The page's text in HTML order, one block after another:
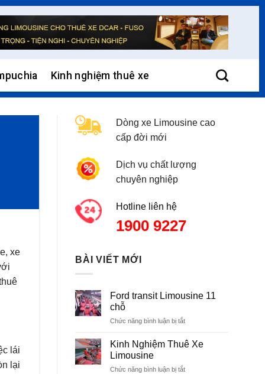
Kinh nghiệm thuê xe
xe
lái
lại
Dòng xe Limousine cao
cấp đời mới
Dịch vụ chất lượng
chuyên nghiệp
Hotline liên hệ
1900 9227
BÀI VIẾT MỚI
Ford transit Limousine 11
chỗ
Chức năng bình luận bị tắt
transit
Kinh Nghiệm Thuê Xe
Limousine
Chức năng bình luận bị tắt